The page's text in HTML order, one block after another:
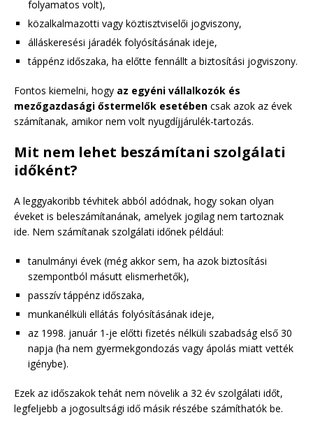
folyamatos volt),
közalkalmazotti vagy köztisztviselői jogviszony,
álláskeresési járadék folyósításának ideje,
táppénz időszaka, ha előtte fennállt a biztosítási jogviszony.
Fontos kiemelni, hogy az egyéni vállalkozók és
mezőgazdasági őstermelők esetében csak azok az évek
számítanak, amikor nem volt nyugdíjjárulék-tartozás.
Mit nem lehet beszámítani szolgálati
időként?
A leggyakoribb tévhitek abból adódnak, hogy sokan olyan
éveket is beleszámítanának, amelyek jogilag nem tartoznak
ide. Nem számítanak szolgálati időnek például:
tanulmányi évek (még akkor sem, ha azok biztosítási
szempontból másutt elismerhetők),
passzív táppénz időszaka,
munkanélküli ellátás folyósításának ideje,
az 1998. január 1-je előtti fizetés nélküli szabadság első 30
napja (ha nem gyermekgondozás vagy ápolás miatt vették
igénybe).
Ezek az időszakok tehát nem növelik a 32 év szolgálati időt,
legfeljebb a jogosultsági idő másik részébe számíthatók be.